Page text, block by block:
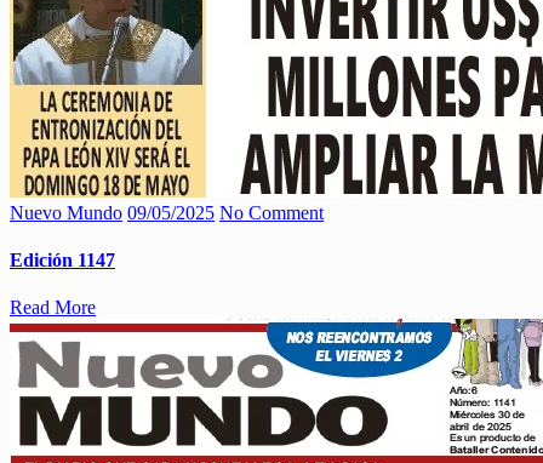
Nuevo Mundo 09/05/2025 No Comment
Edición 1147
Read More